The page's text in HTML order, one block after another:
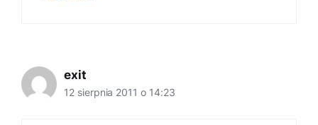
exit
12 sierpnia 2011 o 14:23